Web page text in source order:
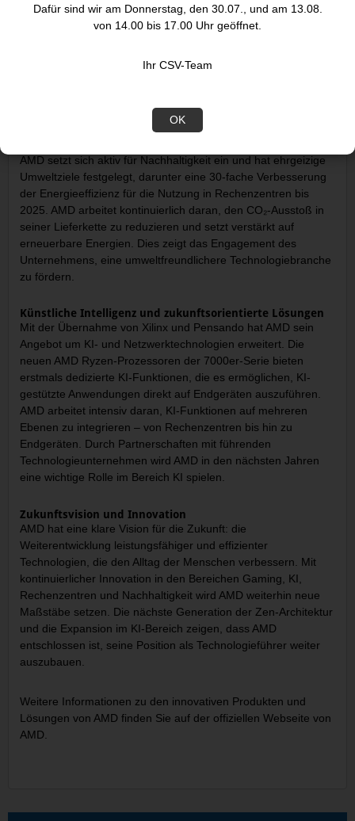
Dafür sind wir am Donnerstag, den 30.07., und am 13.08.
von 14.00 bis 17.00 Uhr geöffnet.
Ihr CSV-Team
OK
Die AMD Instinct-GPUs richten sich an das professionelle
KI-Training und wissenschaftliche Berechnungen. Diese GPUs
AMD setzt sich aktiv für Nachhaltigkeit ein und hat ehrgeizige
Umweltziele festgelegt, darunter eine 30-fache Verbesserung
der Energieeffizienz für die Nutzung in Rechenzentren bis
2025. AMD arbeitet kontinuierlich daran, den CO₂-Ausstoß in
seiner Lieferkette zu reduzieren und setzt verstärkt auf
erneuerbare Energien. Dies zeigt das Engagement des
Unternehmens, eine umweltfreundlichere Technologiebranche
zu fördern.
Künstliche Intelligenz und zukunftsorientierte Lösungen
Mit der Übernahme von Xilinx und Pensando hat AMD sein
Angebot um KI- und Netzwerktechnologien erweitert. Die
neuen AMD Ryzen-Prozessoren der 7000er-Serie bieten
erstmals dedizierte KI-Funktionen, die es ermöglichen, KI-
gestützte Anwendungen direkt auf Endgeräten auszuführen.
AMD arbeitet intensiv daran, KI-Funktionen auf mehreren
Ebenen zu integrieren – von Rechenzentren bis hin zu
Endgeräten. Durch Partnerschaften mit führenden
Technologieunternehmen wird AMD in den nächsten Jahren
eine wichtige Rolle im Bereich KI spielen.
Zukunftsvision und Innovation
AMD hat eine klare Vision für die Zukunft: die
Weiterentwicklung leistungsfähiger und effizienter
Technologien, die den Alltag der Menschen verbessern. Mit
kontinuierlicher Innovation in den Bereichen Gaming, KI,
Rechenzentren und Nachhaltigkeit wird AMD weiterhin neue
Maßstäbe setzen. Die nächste Generation der Zen-Architektur
und die Expansion im KI-Bereich zeigen, dass AMD
entschlossen ist, seine Position als Technologieführer weiter
auszubauen.
Weitere Informationen zu den innovativen Produkten und
Lösungen von AMD finden Sie auf der offiziellen Webseite von
AMD